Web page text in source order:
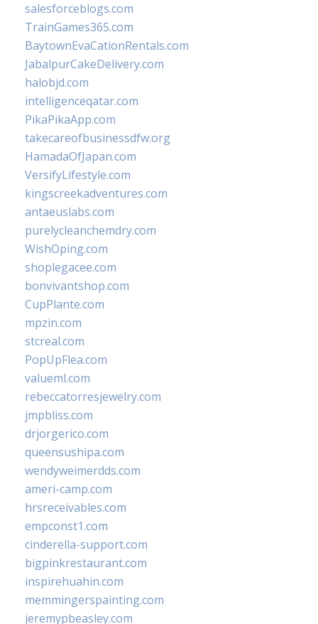
salesforceblogs.com
TrainGames365.com
BaytownEvaCationRentals.com
JabalpurCakeDelivery.com
halobjd.com
intelligenceqatar.com
PikaPikaApp.com
takecareofbusinessdfw.org
HamadaOfJapan.com
VersifyLifestyle.com
kingscreekadventures.com
antaeuslabs.com
purelycleanchemdry.com
WishOping.com
shoplegacee.com
bonvivantshop.com
CupPlante.com
mpzin.com
stcreal.com
PopUpFlea.com
valueml.com
rebeccatorresjewelry.com
jmpbliss.com
drjorgerico.com
queensushipa.com
wendyweimerdds.com
ameri-camp.com
hrsreceivables.com
empconst1.com
cinderella-support.com
bigpinkrestaurant.com
inspirehuahin.com
memmingerspainting.com
jeremypbeasley.com